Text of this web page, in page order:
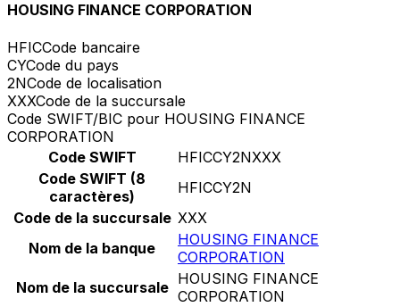
HOUSING FINANCE CORPORATION
HFICCode bancaire
CYCode du pays
2NCode de localisation
XXXCode de la succursale
Code SWIFT/BIC pour HOUSING FINANCE
CORPORATION
Code SWIFT
HFICCY2NXXX
Code SWIFT (8
caractères)
HFICCY2N
Code de la succursale XXX
Nom de la banque
HOUSING FINANCE
CORPORATION
Nom de la succursale HOUSING FINANCE
CORPORATION